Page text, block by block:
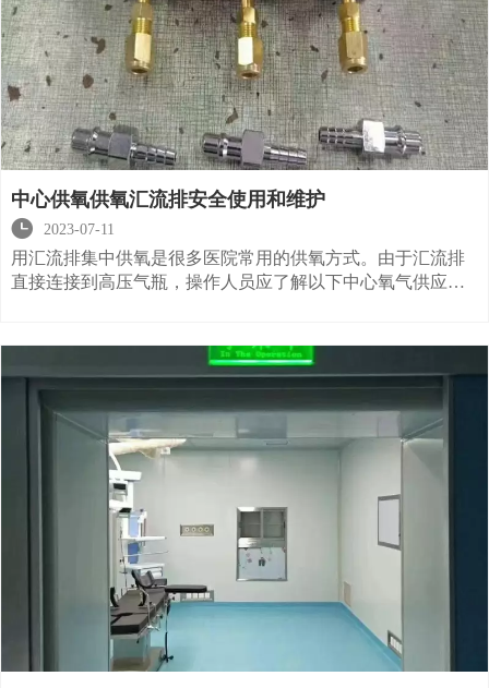
中心供氧供氧汇流排安全使用和维护

2023-07-11
用汇流排集中供氧是很多医院常用的供氧方式。由于汇流排
直接连接到高压气瓶，操作人员应了解以下中心氧气供应汇
调节器螺丝。此时，低压表显示输出压力